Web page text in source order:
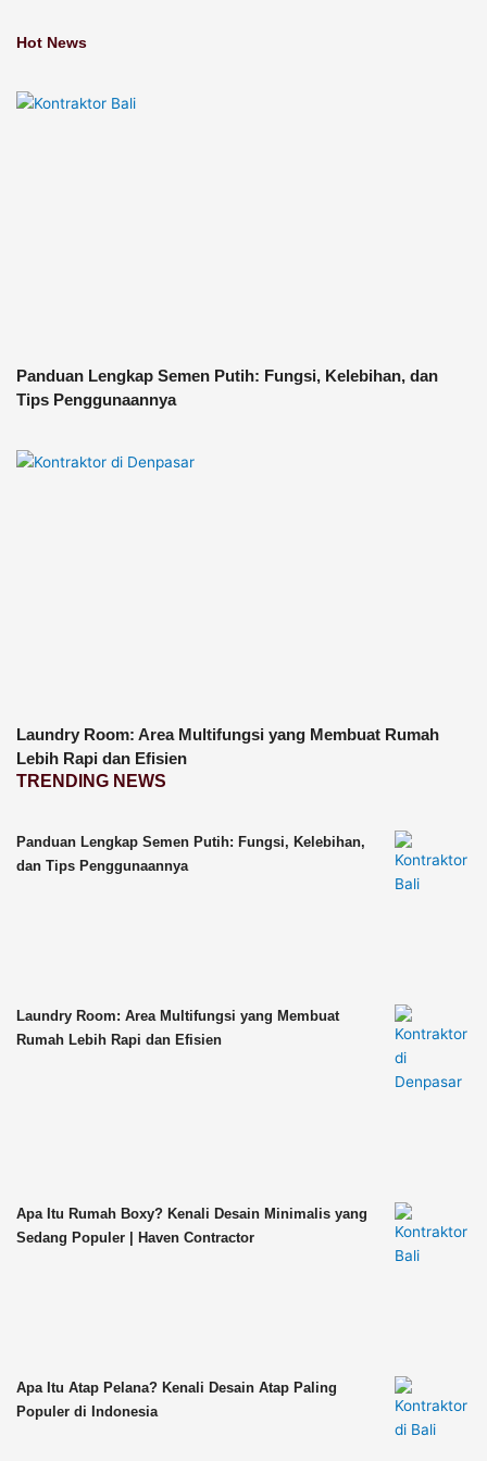
Hot News
Panduan Lengkap Semen Putih: Fungsi, Kelebihan, dan
Tips Penggunaannya
Laundry Room: Area Multifungsi yang Membuat Rumah
Lebih Rapi dan Efisien
TRENDING NEWS
Panduan Lengkap Semen Putih: Fungsi, Kelebihan,
dan Tips Penggunaannya
Laundry Room: Area Multifungsi yang Membuat
Rumah Lebih Rapi dan Efisien
Apa Itu Rumah Boxy? Kenali Desain Minimalis yang
Sedang Populer | Haven Contractor
Apa Itu Atap Pelana? Kenali Desain Atap Paling
Populer di Indonesia